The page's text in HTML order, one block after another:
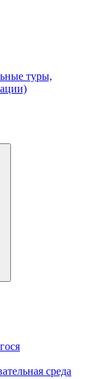
туры,
среда